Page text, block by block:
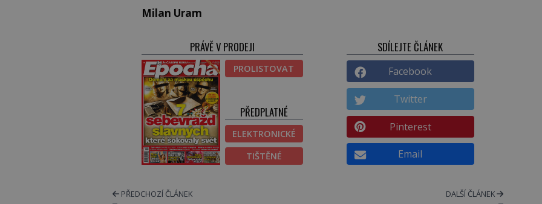
Milan Uram
PRÁVĚ V PRODEJI
PROLISTOVAT
PŘEDPLATNÉ
ELEKTRONICKÉ
TIŠTĚNÉ
SDÍLEJTE ČLÁNEK
Facebook
Twitter
Pinterest
Email
PŘEDCHOZÍ ČLÁNEK DALŠÍ ČLÁNEK